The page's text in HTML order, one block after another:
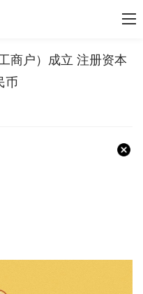
商户）成立 注册资本
币